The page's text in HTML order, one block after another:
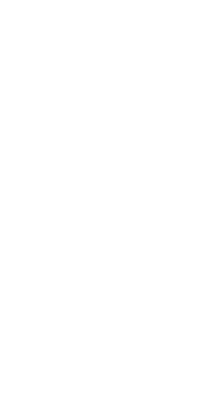
計体系が変更となっ
地域別農家戸数、
しています。
体・保健所別）
計「11-11 医療施
データを参照してい
仙北市・美郷町）の